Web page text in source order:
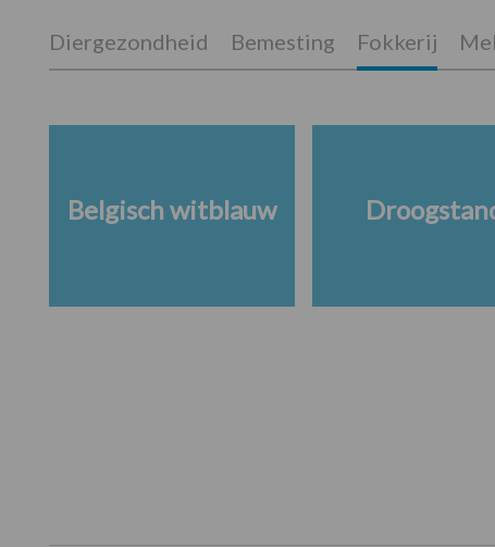
Diergezondheid Bemesting Fokkerij
Belgisch witblauw